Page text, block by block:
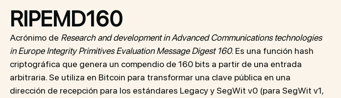
RIPEMD160
Acrónimo de Research and development in Advanced Communications technologies
in Europe Integrity Primitives Evaluation Message Digest 160. Es una función hash
criptográfica que genera un compendio de 160 bits a partir de una entrada
arbitraria. Se utiliza en Bitcoin para transformar una clave pública en una
dirección de recepción para los estándares Legacy y SegWit v0 (para SegWit v1,